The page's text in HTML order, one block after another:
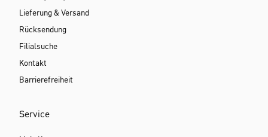
Lieferung & Versand
Rücksendung
Filialsuche
Kontakt
Barrierefreiheit
Service